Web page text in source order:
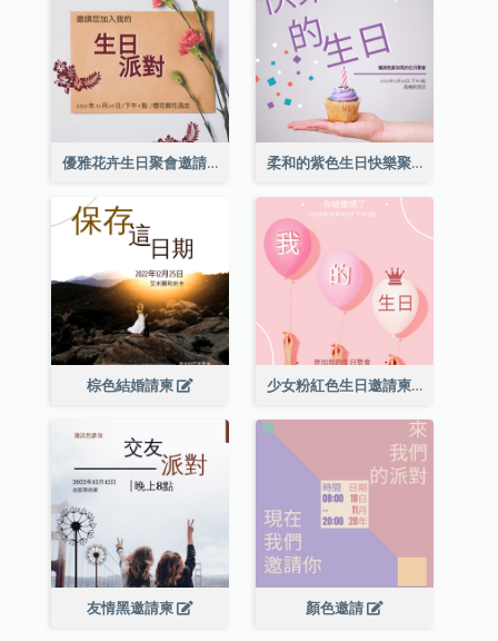
優雅花卉生日聚會邀請函 柔和的紫色生日快樂聚會請柬
棕色結婚請柬 少女粉紅色生日邀請柬
友情黑邀請柬 顏色邀請